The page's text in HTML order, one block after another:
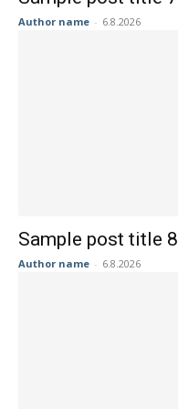
Author name - 6.8.2026
Sample post title 8
Author name - 6.8.2026